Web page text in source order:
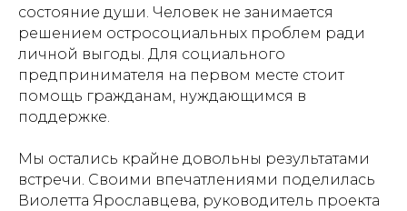
состояние души. Человек не занимается
решением остросоциальных проблем ради
личной выгоды. Для социального
предпринимателя на первом месте стоит
помощь гражданам, нуждающимся в
поддержке.
Мы остались крайне довольны результатами
встречи. Своими впечатлениями поделилась
Виолетта Ярославцева, руководитель проекта